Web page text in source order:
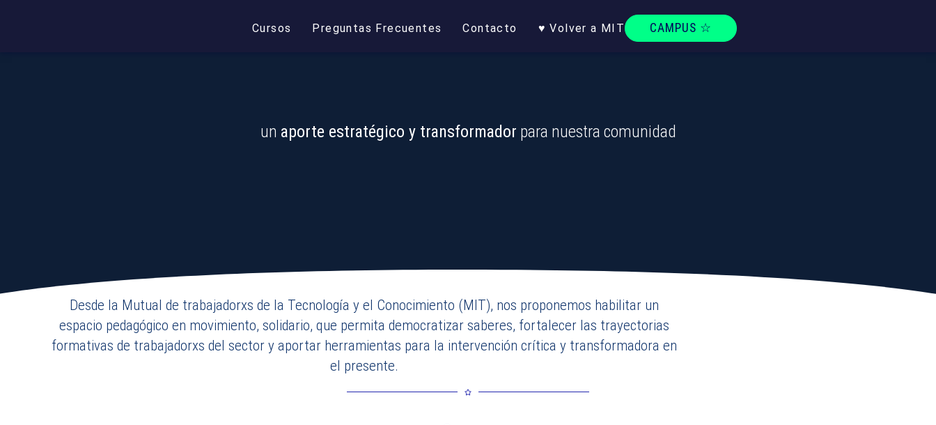
Cursos Preguntas Frecuentes Contacto ♥ Volver a MIT CAMPUS ☆
un aporte estratégico y transformador para nuestra comunidad
Desde la Mutual de trabajadorxs de la Tecnología y el Conocimiento (MIT), nos proponemos habilitar un
espacio pedagógico en movimiento, solidario, que permita democratizar saberes, fortalecer las trayectorias
formativas de trabajadorxs del sector y aportar herramientas para la intervención crítica y transformadora en
el presente.